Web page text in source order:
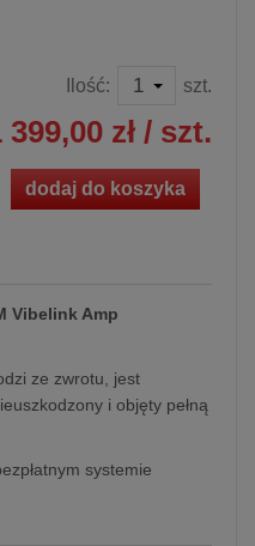
Ilość: szt.
399,00 zł / szt.
dodaj do koszyka
Vibelink Amp
ze zwrotu, jest
i objęty pełną
systemie